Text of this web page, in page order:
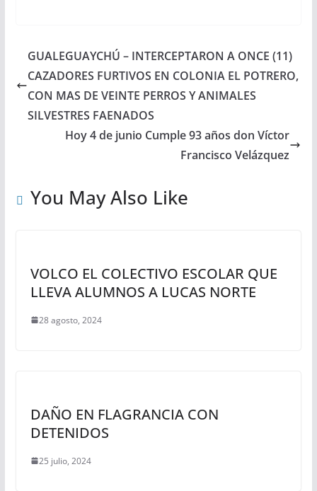
a
t
s
A
c
e
b
o
o
i
t
t
e
r
s
s
e
n
g
r
a
r
e
GUALEGUAYCHÚ – INTERCEPTARON A ONCE (11)
CAZADORES FURTIVOS EN COLONIA EL POTRERO,
CON MAS DE VEINTE PERROS Y ANIMALES
SILVESTRES FAENADOS
Hoy 4 de junio Cumple 93 años don Víctor
Francisco Velázquez
You May Also Like
VOLCO EL COLECTIVO ESCOLAR QUE
LLEVA ALUMNOS A LUCAS NORTE
28 agosto, 2024
DAÑO EN FLAGRANCIA CON
DETENIDOS
25 julio, 2024